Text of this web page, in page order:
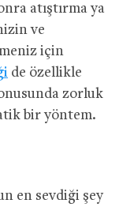
atıştırma ya
ve
için
de özellikle
zorluk
bir yöntem.
en sevdiği şey